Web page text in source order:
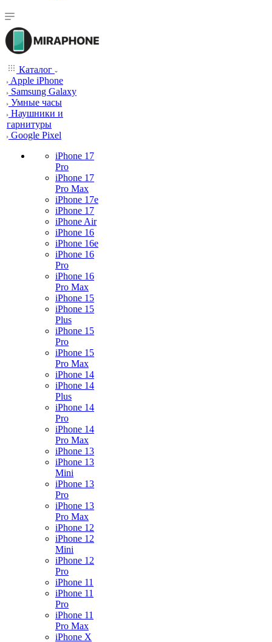
Каталог
Apple iPhone
Samsung Galaxy
Умные часы
Наушники и
гарнитуры
Google Pixel
iPhone 17
Pro
iPhone 17
Pro Max
iPhone 17e
iPhone 17
iPhone Air
iPhone 16
iPhone 16e
iPhone 16
Pro
iPhone 16
Pro Max
iPhone 15
iPhone 15
Plus
iPhone 15
Pro
iPhone 15
Pro Max
iPhone 14
iPhone 14
Plus
iPhone 14
Pro
iPhone 14
Pro Max
iPhone 13
iPhone 13
Mini
iPhone 13
Pro
iPhone 13
Pro Max
iPhone 12
iPhone 12
Mini
iPhone 12
Pro
iPhone 11
iPhone 11
Pro
iPhone 11
Pro Max
iPhone X